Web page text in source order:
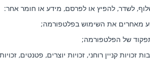
לשדר, להפיץ או לפרסם, מידע או חומר אחר:
מאחרים את השימוש בפלטפורמה;
של הפלטפורמה;
זכויות קניין רוחני, זכויות יוצרים, פטנטים,